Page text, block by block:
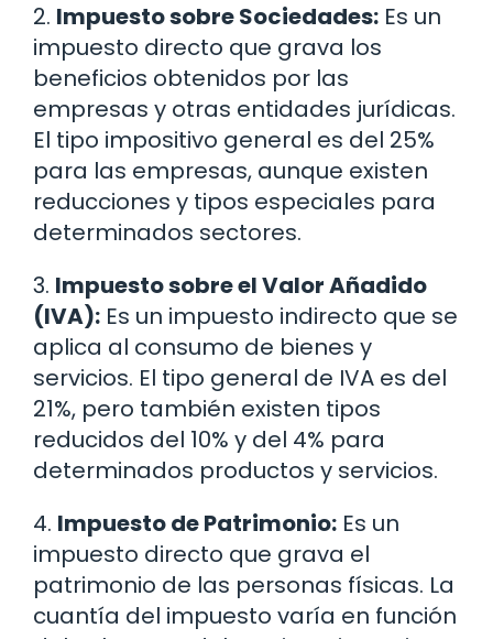
2. Impuesto sobre Sociedades: Es un
impuesto directo que grava los
beneficios obtenidos por las
empresas y otras entidades jurídicas.
El tipo impositivo general es del 25%
para las empresas, aunque existen
reducciones y tipos especiales para
determinados sectores.
3. Impuesto sobre el Valor Añadido
(IVA): Es un impuesto indirecto que se
aplica al consumo de bienes y
servicios. El tipo general de IVA es del
21%, pero también existen tipos
reducidos del 10% y del 4% para
determinados productos y servicios.
4. Impuesto de Patrimonio: Es un
impuesto directo que grava el
patrimonio de las personas físicas. La
cuantía del impuesto varía en función